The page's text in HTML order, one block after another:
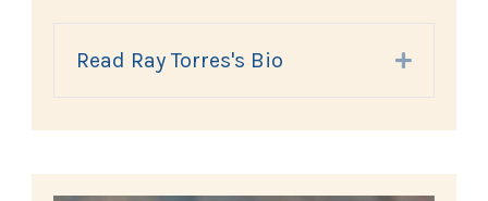
Read Ray Torres's Bio Expand